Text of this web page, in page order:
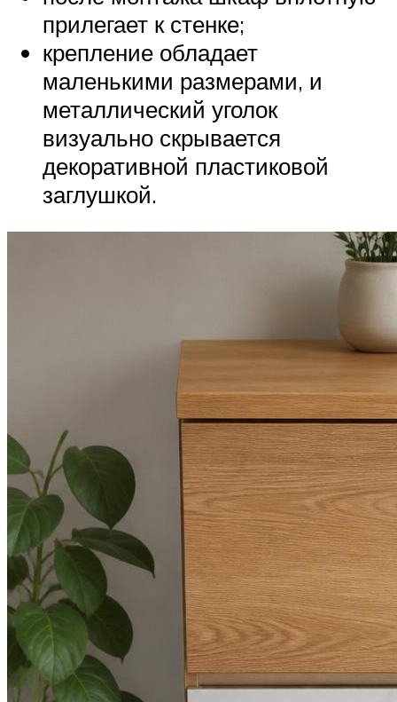
прилегает к стенке;
крепление обладает
маленькими размерами, и
металлический уголок
визуально скрывается
декоративной пластиковой
заглушкой.